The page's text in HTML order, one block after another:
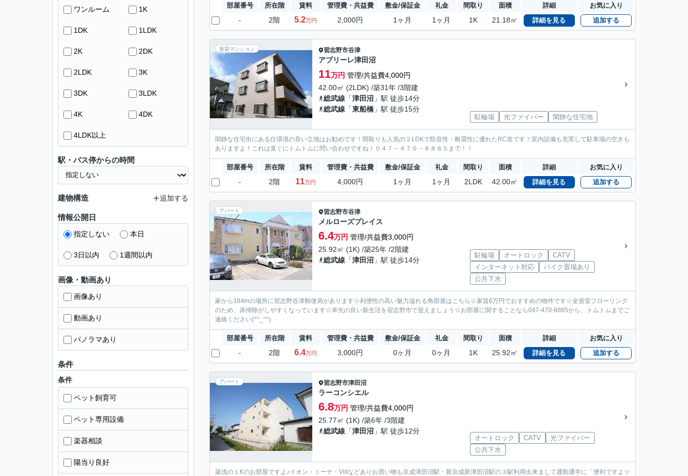
部屋番号 所在階 賃料 管理費・共益費 敷金/保証金 礼金 間取り 面積 詳細 お気に入り
- 2階 5.2万円 2,000円 1ヶ月 1ヶ月 1K 21.18㎡ 詳細を見る 追加する
賃貸マンション 習志野市谷津
アプリーレ津田沼
11万円 管理/共益費4,000円
42.00㎡ (2LDK) /築31年 /3階建
総武線 「津田沼 」駅 徒歩14分
総武線 「東船橋 」駅 徒歩15分
駐輪場 光ファイバー 閑静な住宅地
閑静な住宅街にある住環境の良い立地はお勧めです！間取りも人気の２LDKで防音性・耐震性に優れたRC造です！室内設備も充実して駐車場の空きも
ありますよ！これは直ぐにトムトムに問い合わせですね！０４７－４７０－８８８５まで！！
部屋番号 所在階 賃料 管理費・共益費 敷金/保証金 礼金 間取り 面積 詳細 お気に入り
- 2階 11万円 4,000円 1ヶ月 1ヶ月 2LDK 42.00㎡ 詳細を見る 追加する
アパート 習志野市谷津
メルローズプレイス
6.4万円 管理/共益費3,000円
25.92㎡ (1K) /築25年 /2階建
総武線 「津田沼 」駅 徒歩14分
駐輪場 オートロック
CATV
インターネット対応
バイク置場あり
公共下水
家から184mの場所に習志野谷津郵便局があります☆利便性の高い魅力溢れる角部屋はこちら☆家賃6万円でおすすめの物件です☆全居室フローリング
のため、床掃除がしやすくなっています☆幸先の良い新生活を習志野市で迎えましょう☆お部屋に関することなら047-470-8885から、トムトムまでご
連絡ください(*^_^*)
部屋番号 所在階 賃料 管理費・共益費 敷金/保証金 礼金 間取り 面積 詳細 お気に入り
- 2階 6.4万円 3,000円 0ヶ月 0ヶ月 1K 25.92㎡ 詳細を見る 追加する
アパート 習志野市津田沼
ラーコンシエル
6.8万円 管理/共益費4,000円
25.77㎡ (1K) /築6年 /3階建
総武線 「津田沼 」駅 徒歩12分
オートロック CATV
光ファイバー
公共下水
築浅の１Kのお部屋ですよ♪イオン・ミーナ・Viitなどありお買い物も京成津田沼駅・新京成新津田沼駅の３駅利用出来まして通勤通学に「便利ですよ☆
ワンルーム 1K
1DK 1LDK
2K 2DK
2LDK 3K
3DK 3LDK
4K 4DK
4LDK以上
駅・バス停からの時間
建物構造 追加する
情報公開日
指定しない 本日
3日以内 1週間以内
画像・動画あり
画像あり
動画あり
パノラマあり
条件
条件
ペット飼育可
ペット専用設備
楽器相談
陽当り良好